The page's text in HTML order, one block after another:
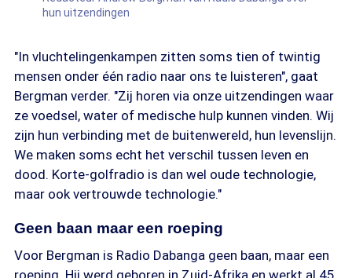
hun uitzendingen
"In vluchtelingenkampen zitten soms tien of twintig
mensen onder één radio naar ons te luisteren", gaat
Bergman verder. "Zij horen via onze uitzendingen waar
ze voedsel, water of medische hulp kunnen vinden. Wij
zijn hun verbinding met de buitenwereld, hun levenslijn.
We maken soms echt het verschil tussen leven en
dood. Korte-golfradio is dan wel oude technologie,
maar ook vertrouwde technologie."
Geen baan maar een roeping
Voor Bergman is Radio Dabanga geen baan, maar een
roeping. Hij werd geboren in Zuid-Afrika en werkt al 45